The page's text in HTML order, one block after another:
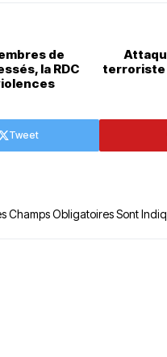
la RDC
terroriste
Tweet
Champs Obligatoires Sont